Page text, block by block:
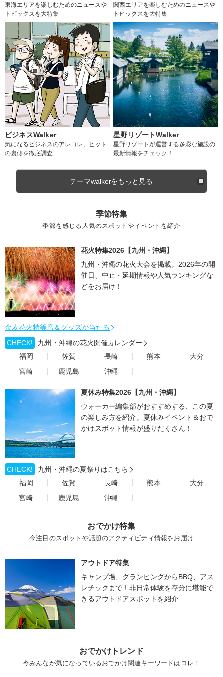
東海エリアを楽しむためのニュースや
トピックスを大特集
関西エリアを楽しむためのニュースや
トピックスを大特集
ビジネスWalker
気になるビジネスのアレコレ、ヒット
の裏側を徹底調査
星野リゾートWalker
星野リゾートが運営する多彩な施設の
最新情報をチェック！
テーマwalkerをもっと見る
季節特集
季節を感じる人気のスポットやイベントを紹介
花火特集2026【九州・沖縄】
九州・沖縄の花火大会を掲載。2026年の開
催日、中止・延期情報や人気ランキングな
どをお届け！
金麦花火特等席＆グッズが当たる
CHECK!
九州・沖縄の花火開催カレンダー
福岡
佐賀 長崎 熊本
大分
宮崎
鹿児島 沖縄
夏休み特集2026【九州・沖縄】
ウォーカー編集部がおすすめする、この夏
の楽しみ方を紹介。夏休みイベント＆おで
かけスポット情報が盛りだくさん！
CHECK!
九州・沖縄の夏祭りはこちら
福岡
佐賀 長崎 熊本
大分
宮崎
鹿児島 沖縄
おでかけ特集
今注目のスポットや話題のアクティビティ情報をお届け
アウトドア特集
キャンプ場、グランピングからBBQ、アス
レチックまで！非日常体験を存分に堪能で
きるアウトドアスポットを紹介
おでかけトレンド
今みんなが気になっているおでかけ関連キーワードはコレ！